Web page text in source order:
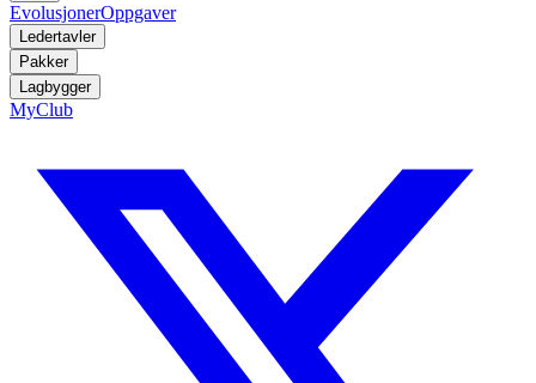
EvolusjonerOppgaver
Ledertavler
Pakker
Lagbygger
MyClub